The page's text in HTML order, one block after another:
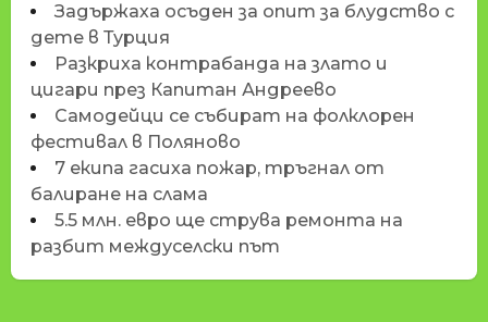
Задържаха осъден за опит за блудство с
дете в Турция
Разкриха контрабанда на злато и
цигари през Капитан Андреево
Самодейци се събират на фолклорен
фестивал в Поляново
7 екипа гасиха пожар, тръгнал от
балиране на слама
5.5 млн. евро ще струва ремонта на
разбит междуселски път